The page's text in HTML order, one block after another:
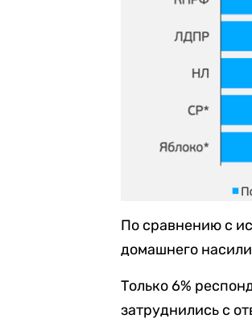
По сравнению с
домашнего
Только 6%
затруднились с